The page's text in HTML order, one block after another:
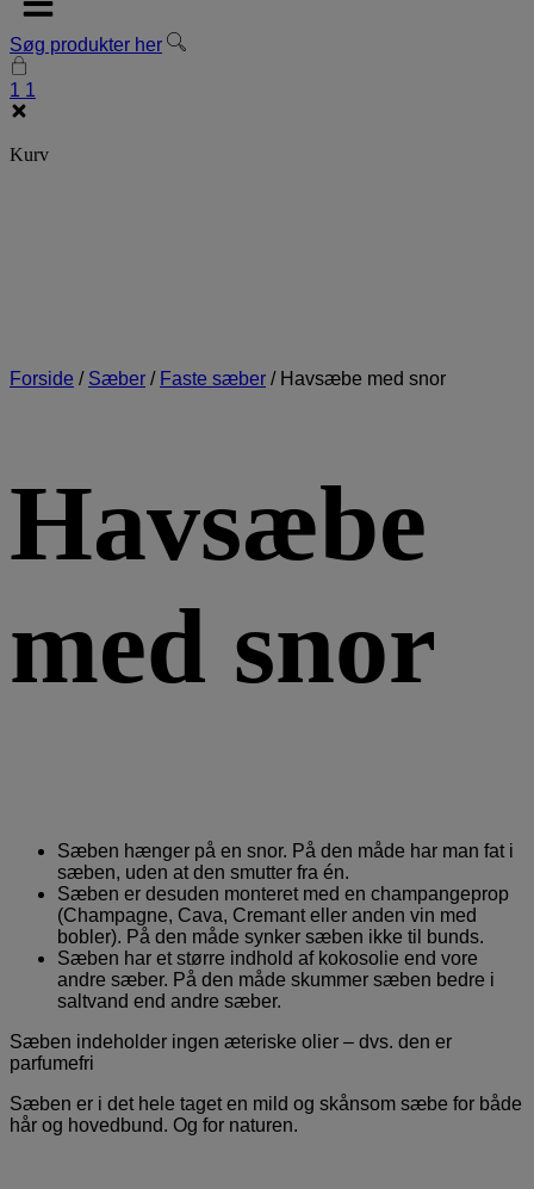
Søg produkter her
1 1
Kurv
Forside / Sæber / Faste sæber / Havsæbe med snor
Havsæbe
med snor
Sæben hænger på en snor. På den måde har man fat i
sæben, uden at den smutter fra én.
Sæben er desuden monteret med en champangeprop
(Champagne, Cava, Cremant eller anden vin med
bobler). På den måde synker sæben ikke til bunds.
Sæben har et større indhold af kokosolie end vore
andre sæber. På den måde skummer sæben bedre i
saltvand end andre sæber.
Sæben indeholder ingen æteriske olier – dvs. den er
parfumefri
Sæben er i det hele taget en mild og skånsom sæbe for både
hår og hovedbund. Og for naturen.